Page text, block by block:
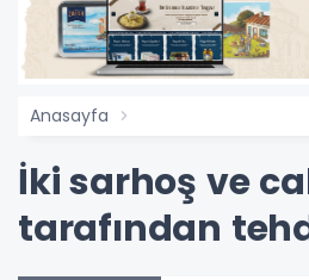
Anasayfa
İki sarhoş ve
tarafından